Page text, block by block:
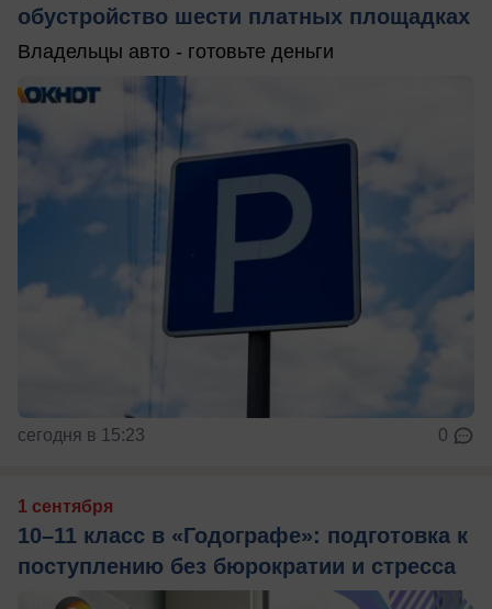
обустройство шести платных площадках
Владельцы авто - готовьте деньги
сегодня в 15:23 0
1 сентября
10–11 класс в «Годографе»: подготовка к
поступлению без бюрократии и стресса